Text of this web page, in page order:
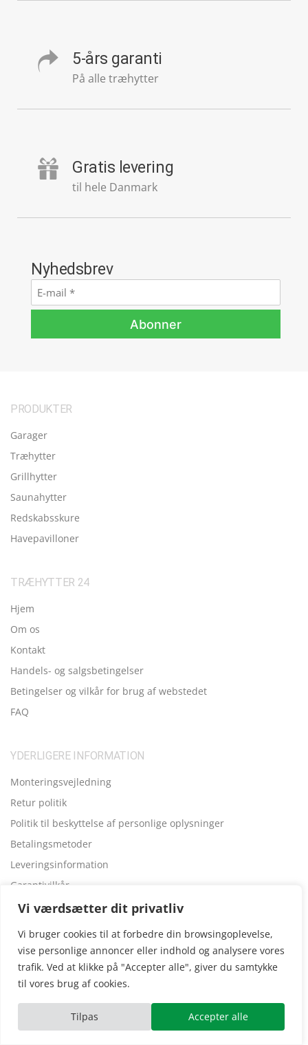
Vi værdsætter dit privatliv
Vi bruger cookies til at forbedre din browsingoplevelse,
vise personlige annoncer eller indhold og analysere vores
trafik. Ved at klikke på "Accepter alle", giver du samtykke
til vores brug af cookies.
Tilpas Accepter alle
5-års garanti
På alle træhytter
Gratis levering
til hele Danmark
Nyhedsbrev
E-
mail*
Abonner
PRODUKTER
Garager
Træhytter
Grillhytter
Saunahytter
Redskabsskure
Havepavilloner
TRÆHYTTER 24
Hjem
Om os
Kontakt
Handels- og salgsbetingelser
Betingelser og vilkår for brug af webstedet
FAQ
YDERLIGERE INFORMATION
Monteringsvejledning
Retur politik
Politik til beskyttelse af personlige oplysninger
Betalingsmetoder
Leveringsinformation
Garantivilkår
FIRMAINFORMATIONER
Træhytter24 ejes og drives af: Hansa24 Sweden AB
Registreringsnummer (SE): SE559099731701 Adresse:
Kungsbro Strand 29, 112 26 Stockholm, Sverige.